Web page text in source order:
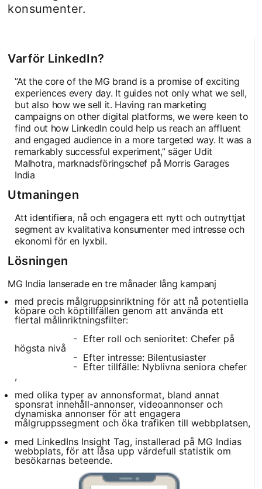
konsumenter.
Varför LinkedIn?
”At the core of the MG brand is a promise of exciting
experiences every day. It guides not only what we sell,
but also how we sell it. Having ran marketing
campaigns on other digital platforms, we were keen to
find out how LinkedIn could help us reach an affluent
and engaged audience in a more targeted way. It was a
remarkably successful experiment,” säger Udit
Malhotra, marknadsföringschef på Morris Garages
India
Utmaningen
Att identifiera, nå och engagera ett nytt och outnyttjat
segment av kvalitativa konsumenter med intresse och
ekonomi för en lyxbil.
Lösningen
MG India lanserade en tre månader lång kampanj
med precis målgruppsinriktning för att nå potentiella
köpare och köptillfällen genom att använda ett
flertal målinriktningsfilter:
- Efter roll och senioritet: Chefer på
högsta nivå
- Efter intresse: Bilentusiaster
- Efter tillfälle: Nyblivna seniora chefer
,
med olika typer av annonsformat, bland annat
sponsrat innehåll-annonser, videoannonser och
dynamiska annonser för att engagera
målgruppssegment och öka trafiken till webbplatsen,
med LinkedIns Insight Tag, installerad på MG Indias
webbplats, för att låsa upp värdefull statistik om
besökarnas beteende.